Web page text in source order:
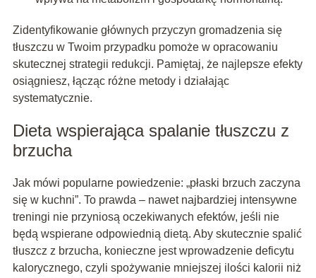
Zidentyfikowanie głównych przyczyn gromadzenia się
tłuszczu w Twoim przypadku pomoże w opracowaniu
skutecznej strategii redukcji. Pamiętaj, że najlepsze efekty
osiągniesz, łącząc różne metody i działając
systematycznie.
Dieta wspierająca spalanie tłuszczu z
brzucha
Jak mówi popularne powiedzenie: „płaski brzuch zaczyna
się w kuchni”. To prawda – nawet najbardziej intensywne
treningi nie przyniosą oczekiwanych efektów, jeśli nie
będą wspierane odpowiednią dietą. Aby skutecznie spalić
tłuszcz z brzucha, konieczne jest wprowadzenie deficytu
kalorycznego, czyli spożywanie mniejszej ilości kalorii niż